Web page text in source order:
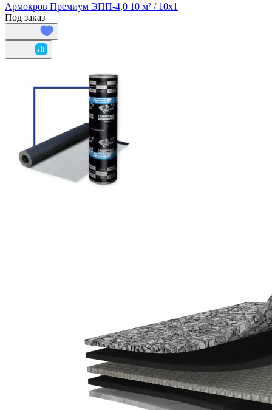
Армокров Премиум ЭПП-4,0 10 м² / 10х1
Под заказ